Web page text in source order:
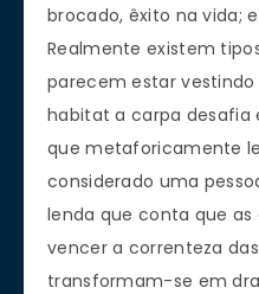
brocado, êxito na vida; e
Realmente existem
parecem estar vestindo
habitat a carpa desafia
que metaforicamente
considerado uma
lenda que conta que
vencer a correnteza
transformam-se em